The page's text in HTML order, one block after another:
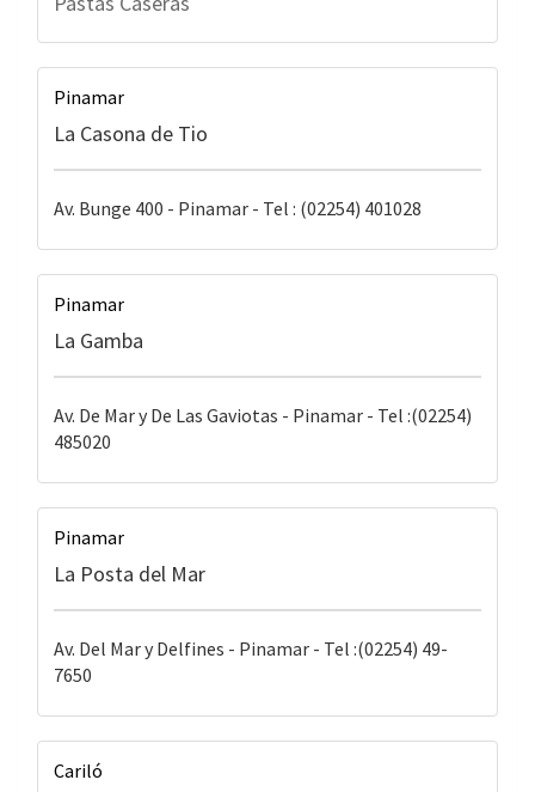
Pinamar
La Casona de Tio
Av. Bunge 400 - Pinamar - Tel : (02254) 401028
Pinamar
La Gamba
Av. De Mar y De Las Gaviotas - Pinamar - Tel :(02254)
485020
Pinamar
La Posta del Mar
Av. Del Mar y Delfines - Pinamar - Tel :(02254) 49-
7650
Cariló